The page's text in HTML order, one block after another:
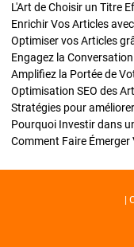
L'Art de Choisir un Titre
Optimiser vos Articles
Engagez la
Amplifiez la Portée de